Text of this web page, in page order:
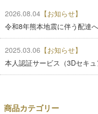
2026.08.04 【お知らせ】
令和8年熊本地震に伴う配達
2025.03.06 【お知らせ】
本人認証サービス（3Dセキ
商品カテゴリー